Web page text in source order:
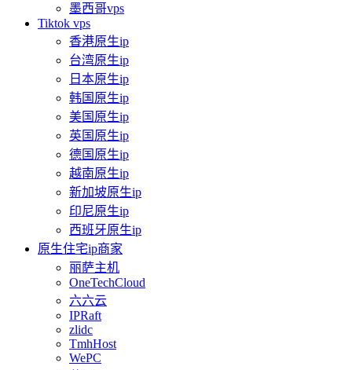
墨西哥vps
Tiktok vps
香港原生ip
台湾原生ip
日本原生ip
韩国原生ip
美国原生ip
英国原生ip
德国原生ip
越南原生ip
新加坡原生ip
印尼原生ip
西班牙原生ip
原生住宅ip商家
丽萨主机
OneTechCloud
六六云
IPRaft
zlidc
TmhHost
WePC